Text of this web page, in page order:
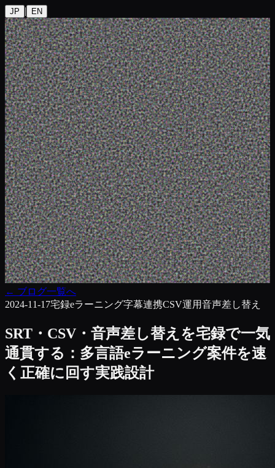
JP | EN
← ブログ一覧へ
2024-11-17宅録eラーニング字幕連携CSV運用音声差し替え
SRT・CSV・音声差し替えを宅録で一気
通貫する：多言語eラーニング案件を速
く正確に回す実践設計